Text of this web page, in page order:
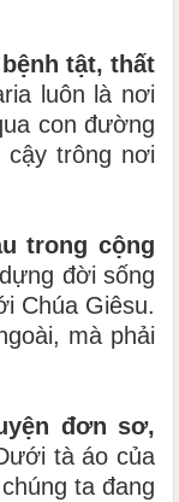
tật, thất
luôn là nơi
con đường
trông nơi
trong cộng
đời sống
Chúa Giêsu.
mà phải
đơn sơ,
tà áo của
ta đang